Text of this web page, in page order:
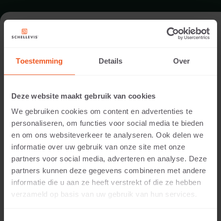
Toestemming Details Over
Deze website maakt gebruik van cookies
We gebruiken cookies om content en advertenties te
personaliseren, om functies voor social media te bieden
en om ons websiteverkeer te analyseren. Ook delen we
informatie over uw gebruik van onze site met onze
partners voor social media, adverteren en analyse. Deze
partners kunnen deze gegevens combineren met andere
informatie die u aan ze heeft verstrekt of die ze hebben
verzameld op basis van uw gebruik van hun services.
TERRAS IN GIFFEL
Locatie:
Toepassing:
Terras
Fotografie:
Cees Rijnen
Producten:
Tegel 60x60x5 Antraciet
Voor dit overdekte terras is gekozen voor een
kleinere tegel van Schellevis®. Het terras vormt,